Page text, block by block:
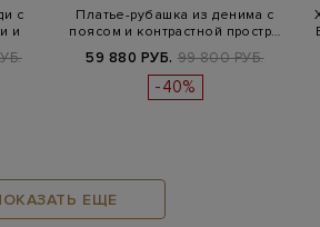
с
и
Платье-рубашка из денима с
поясом и контрастной простр…
59 880 РУБ. 99 800 РУБ.
-40%
ЕЩЕ